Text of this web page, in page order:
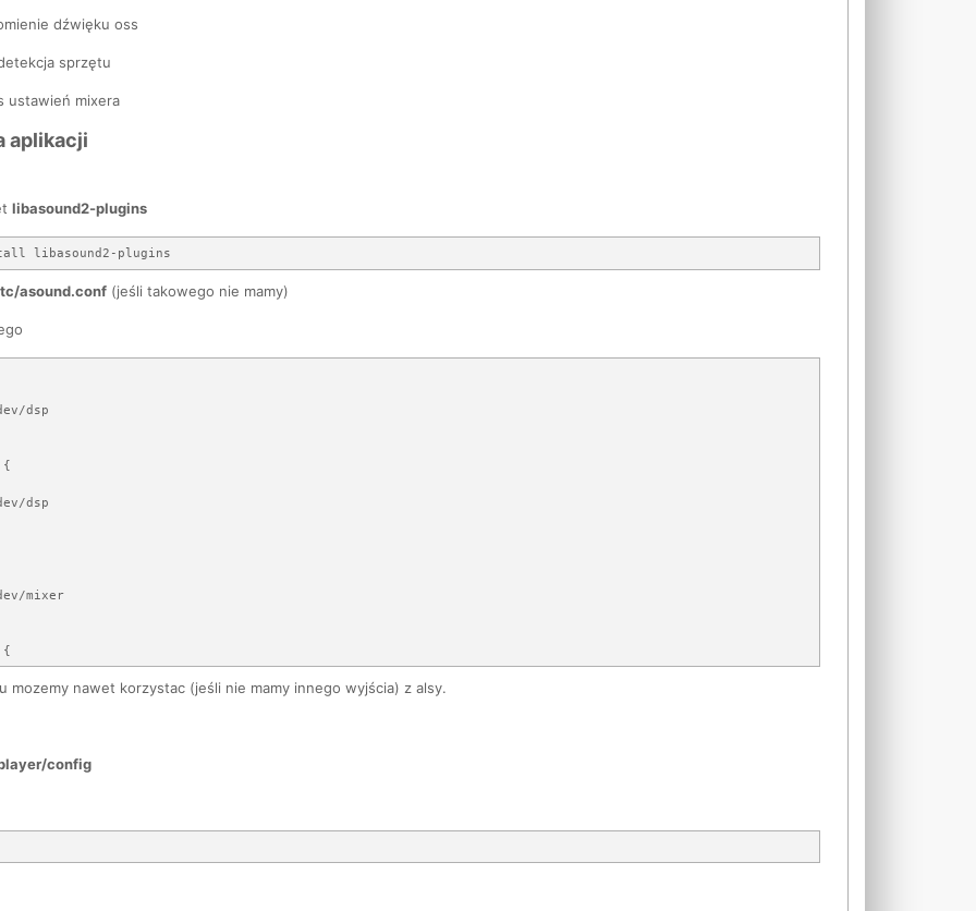
dźwięku oss
sprzętu
ustawień mixera
aplikacji
libasound2-plugins
asound.conf (jeśli takowego nie mamy)
dsp
{
dsp
mixer
{
mixer
mozemy nawet korzystac (jeśli nie mamy innego wyjścia) z alsy.
config